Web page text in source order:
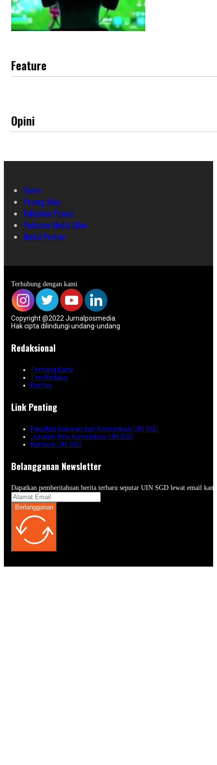
Feature
Opini
Home
Pasang Iklan
Kebijakan Privasi
Pedoman Media Siber
Media Partner
Terhubung dengan kami
Copyright @2022 Jurnalposmedia.
Hak cipta dilindungi undang-undang
Redaksional
Tentang Kami
Tim Redaksi
Kontak
Link Penting
Fakultas Dakwah dan Komunikasi UIN SGD
Jurusan Ilmu Komunikasi UIN SGD
Kampus UIN SGD
Belangganan Newsletter
Dapatkan pemberitahuan berita terbaru seputar UIN SGD lewat email
Berlangganan